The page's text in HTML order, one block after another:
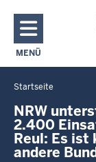
MENÜ
NAVIGATION
Sie
befinden
sich
hier
Startseite
NRW
2.400
Reul: Es ist
andere